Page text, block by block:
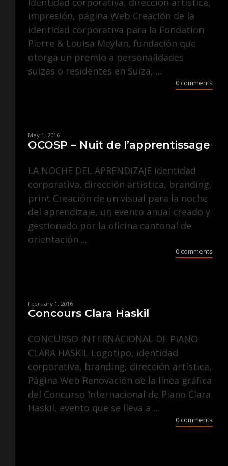
impresión, página Web Creación de la
identidad corporativa para la Fondation
Pierre & Louisa Meylan, fundación que
otorga un premio a personalidades
suizas o residentes en Suiza, ...
0 comments
May 1, 2016
OCOSP – Nuit de l’apprentissage
LA NOCHE DEL APRENDIZAJE Identidad
corporativa, dirección artística, branding,
print Creación de un visual para la noche
del aprendizaje, un evento anual creado y
gestionado por la oficina cantonal de
orientación ...
0 comments
February 1, 2016
Concours Clara Haskil
CONCURSO INTERNACIONAL DE PIANO
CLARA HASKIL Logotipo, identidad
corporativa, branding, dirección artística,
Página Web Renovación de la línea gráfica
del Concurso Internacional de Piano Clara
Haskil, evento que se lleva a ...
0 comments